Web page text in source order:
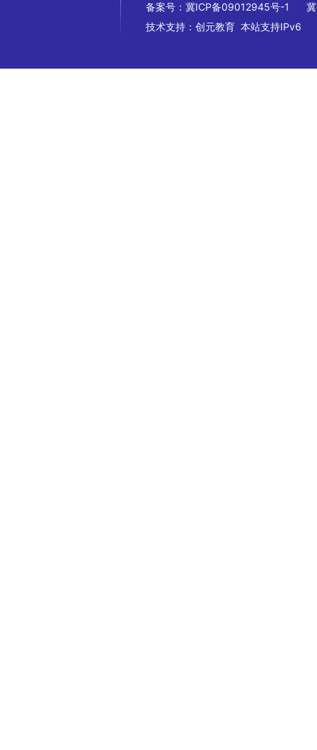
备案号： 冀ICP备09012945号-1
技术支持： 创元教育 本站支持IPv6